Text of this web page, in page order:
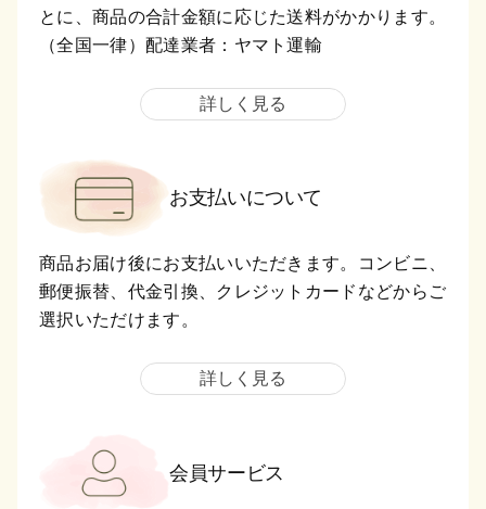
とに、商品の合計金額に応じた送料がかかります。
（全国一律）配達業者：ヤマト運輸
詳しく見る
お支払いについて
商品お届け後にお支払いいただきます。コンビニ、
郵便振替、代金引換、クレジットカードなどからご
選択いただけます。
詳しく見る
会員サービス